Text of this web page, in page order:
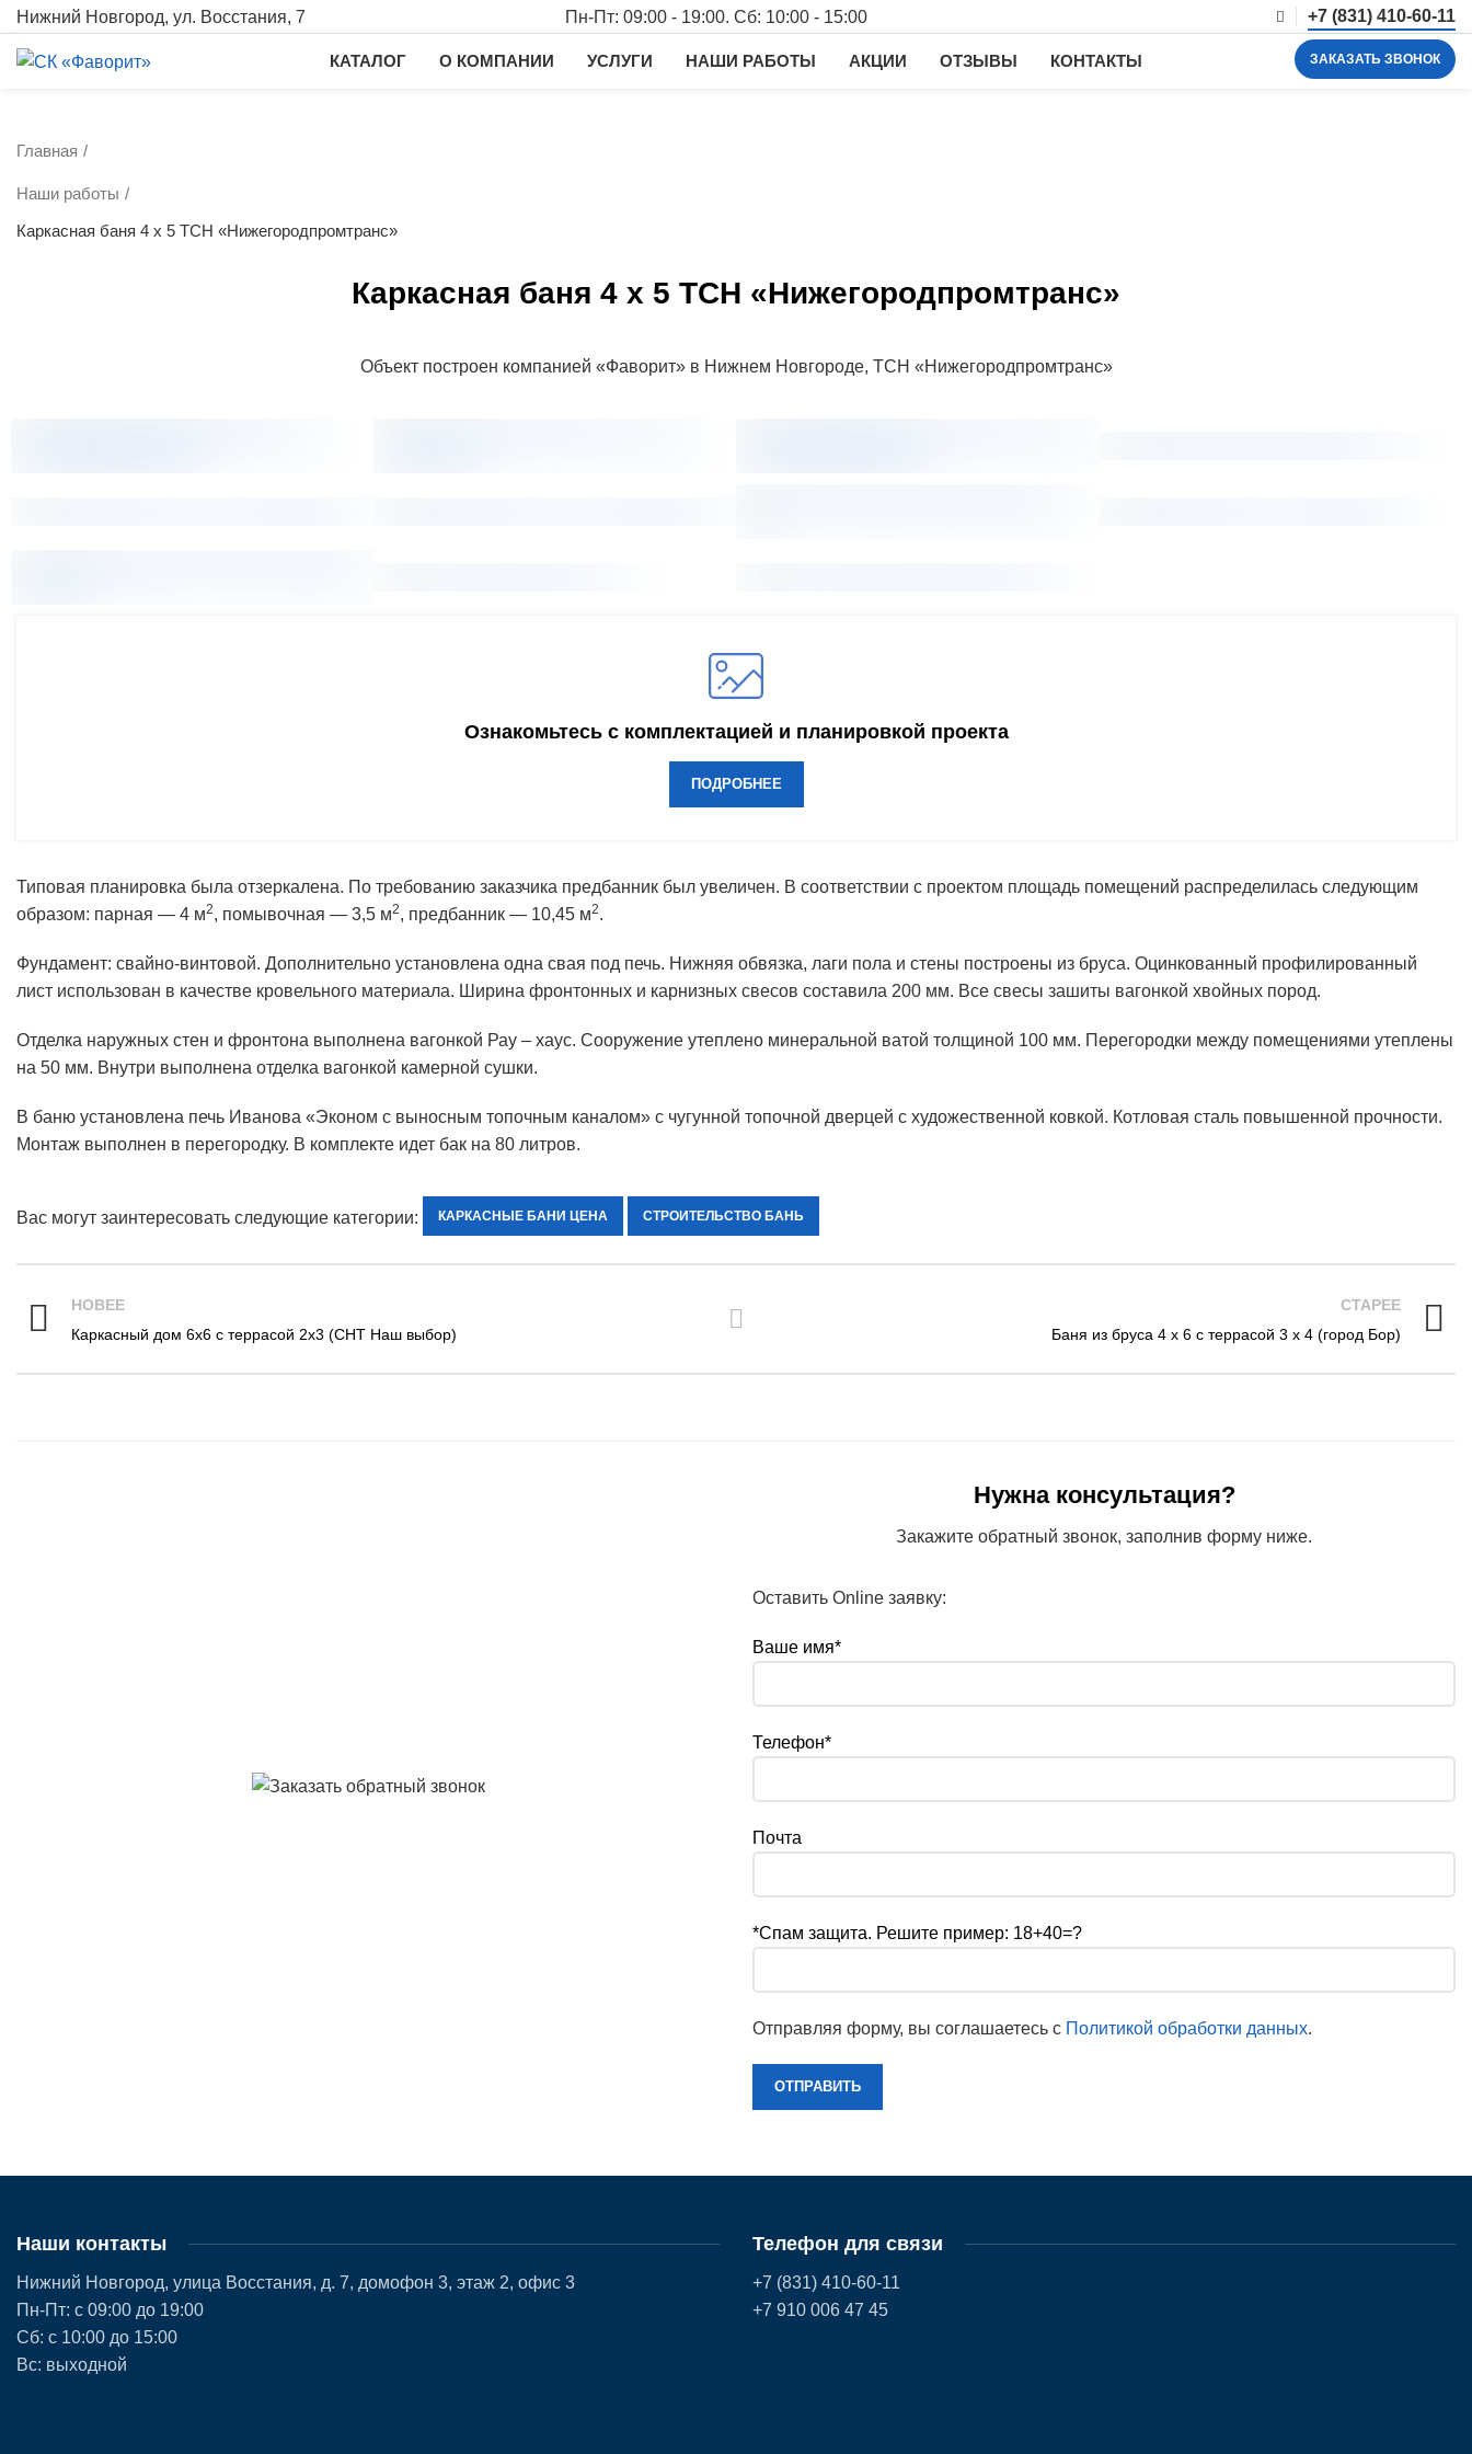
Нижний Новгород, ул. Восстания, 7 Пн-Пт: 09:00 - 19:00. Сб: 10:00 - 15:00 +7 (831) 410-60-11
КАТАЛОГ О КОМПАНИИ УСЛУГИ НАШИ РАБОТЫ АКЦИИ ОТЗЫВЫ КОНТАКТЫ ЗАКАЗАТЬ ЗВОНОК
Главная
Наши работы
Каркасная баня 4 х 5 ТСН «Нижегородпромтранс»
Каркасная баня 4 х 5 ТСН «Нижегородпромтранс»
Объект построен компанией «Фаворит» в Нижнем Новгороде, ТСН «Нижегородпромтранс»
Ознакомьтесь с комплектацией и планировкой проекта
ПОДРОБНЕЕ
Типовая планировка была отзеркалена. По требованию заказчика предбанник был увеличен. В соответствии с проектом площадь помещений распределилась следующим
образом: парная — 4 м2, помывочная — 3,5 м2, предбанник — 10,45 м2.
Фундамент: свайно-винтовой. Дополнительно установлена одна свая под печь. Нижняя обвязка, лаги пола и стены построены из бруса. Оцинкованный профилированный
лист использован в качестве кровельного материала. Ширина фронтонных и карнизных свесов составила 200 мм. Все свесы зашиты вагонкой хвойных пород.
Отделка наружных стен и фронтона выполнена вагонкой Рау – хаус. Сооружение утеплено минеральной ватой толщиной 100 мм. Перегородки между помещениями утеплены
на 50 мм. Внутри выполнена отделка вагонкой камерной сушки.
В баню установлена печь Иванова «Эконом с выносным топочным каналом» с чугунной топочной дверцей с художественной ковкой. Котловая сталь повышенной прочности.
Монтаж выполнен в перегородку. В комплекте идет бак на 80 литров.
Вас могут заинтересовать следующие категории: КАРКАСНЫЕ БАНИ ЦЕНА СТРОИТЕЛЬСТВО БАНЬ
НОВЕЕ
Каркасный дом 6х6 с террасой 2х3 (СНТ Наш выбор)
СТАРЕЕ
Баня из бруса 4 х 6 с террасой 3 х 4 (город Бор)
Нужна консультация?
Закажите обратный звонок, заполнив форму ниже.
Оставить Online заявку:
Ваше имя*
Телефон*
Почта
*Спам защита. Решите пример: 18+40=?
Отправляя форму, вы соглашаетесь с Политикой обработки данных.
Наши контакты
Нижний Новгород, улица Восстания, д. 7, домофон 3, этаж 2, офис 3
Пн-Пт: с 09:00 до 19:00
Сб: с 10:00 до 15:00
Вс: выходной
Телефон для связи
+7 (831) 410-60-11
+7 910 006 47 45